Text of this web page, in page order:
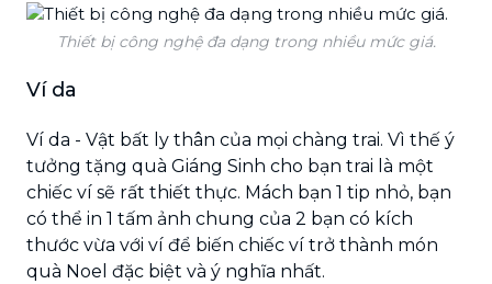
Thiết bị công nghệ đa dạng trong nhiều mức giá.
Ví da
Ví da - Vật bất ly thân của mọi chàng trai. Vì thế ý
tưởng tặng quà Giáng Sinh cho bạn trai là một
chiếc ví sẽ rất thiết thực. Mách bạn 1 tip nhỏ, bạn
có thể in 1 tấm ảnh chung của 2 bạn có kích
thước vừa với ví để biến chiếc ví trở thành món
quà Noel đặc biệt và ý nghĩa nhất.